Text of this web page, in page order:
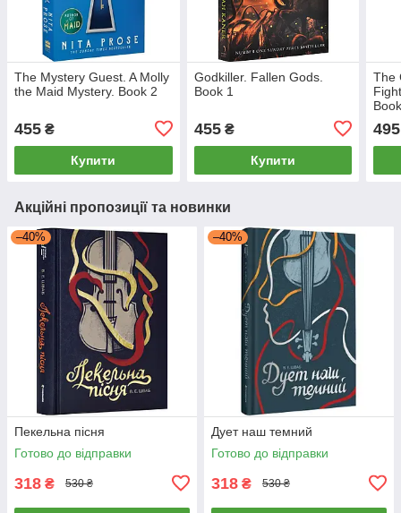
The Mystery Guest. A Molly
the Maid Mystery. Book 2
455 ₴
Купити
Godkiller. Fallen Gods.
Book 1
455₴
Купити
The
495
Акційні пропозиції та новинки
–40%
Пекельна пісня
Готово до відправки
318 ₴ 530 ₴
–40%
Дует наш темний
Готово до відправки
318 ₴ 530 ₴